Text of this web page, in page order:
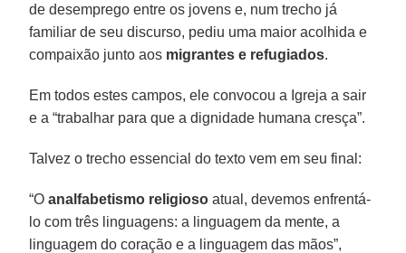
de desemprego entre os jovens e, num trecho já
familiar de seu discurso, pediu uma maior acolhida e
compaixão junto aos migrantes e refugiados.
Em todos estes campos, ele convocou a Igreja a sair
e a “trabalhar para que a dignidade humana cresça”.
Talvez o trecho essencial do texto vem em seu final:
“O analfabetismo religioso atual, devemos enfrentá-
lo com três linguagens: a linguagem da mente, a
linguagem do coração e a linguagem das mãos”,